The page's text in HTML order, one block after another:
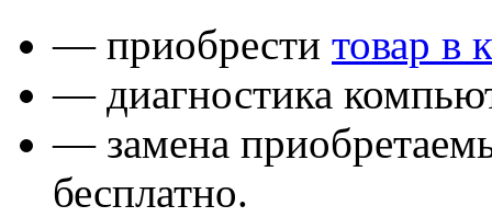
— приобрести товар в
— диагностика
— замена
бесплатно.